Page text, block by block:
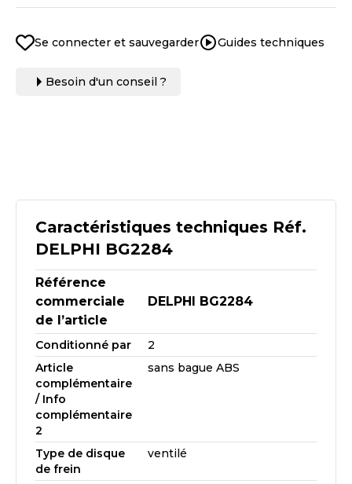
Caractéristiques techniques Réf.
DELPHI BG2284
Référence
commerciale
de l’article
DELPHI BG2284
Conditionné par
2
Article
complémentaire
/ Info
complémentaire
2
sans bague ABS
Type de disque
de frein
ventilé
Se connecter et sauvegarder Guides techniques
Besoin d'un conseil ?